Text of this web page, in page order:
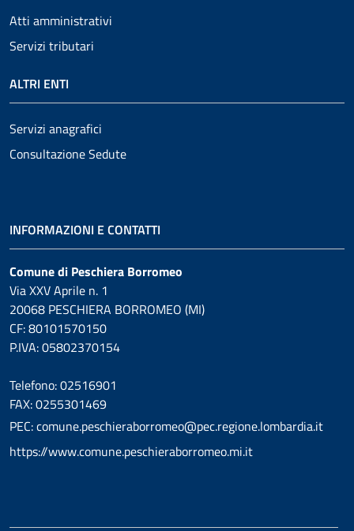
Atti amministrativi
Servizi tributari
ALTRI ENTI
Servizi anagrafici
Consultazione Sedute
INFORMAZIONI E CONTATTI
Comune di Peschiera Borromeo
Via XXV Aprile n. 1
20068 PESCHIERA BORROMEO (MI)
CF: 80101570150
P.IVA: 05802370154
Telefono: 02516901
FAX: 0255301469
PEC: comune.peschieraborromeo@pec.regione.lombardia.it
https://www.comune.peschieraborromeo.mi.it